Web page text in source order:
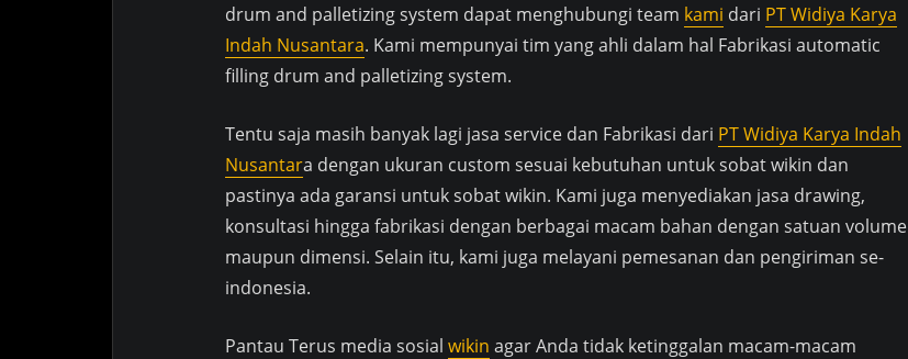
drum and palletizing system dapat menghubungi team kami dari PT Widiya Karya
Indah Nusantara. Kami mempunyai tim yang ahli dalam hal Fabrikasi automatic
filling drum and palletizing system.
Tentu saja masih banyak lagi jasa service dan Fabrikasi dari PT Widiya Karya Indah
Nusantara dengan ukuran custom sesuai kebutuhan untuk sobat wikin dan
pastinya ada garansi untuk sobat wikin. Kami juga menyediakan jasa drawing,
konsultasi hingga fabrikasi dengan berbagai macam bahan dengan satuan volume
maupun dimensi. Selain itu, kami juga melayani pemesanan dan pengiriman se-
indonesia.
Pantau Terus media sosial wikin agar Anda tidak ketinggalan macam-macam